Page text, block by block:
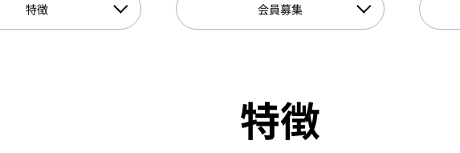
特徴 会員募集
特徴